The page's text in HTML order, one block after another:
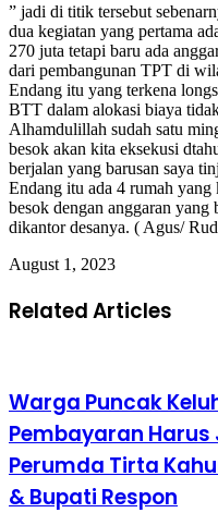
” jadi di titik tersebut
dua kegiatan yang pertama
270 juta tetapi baru ada
dari pembangunan TPT di
Endang itu yang terkena
BTT dalam alokasi biaya
Alhamdulillah sudah satu
besok akan kita eksekusi
berjalan yang barusan saya
Endang itu ada 4 rumah yang
besok dengan anggaran yang
dikantor desanya. ( Agus/
August 1, 2023
Related Articles
Warga Puncak
Pembayaran Harus
Perumda Tirta
& Bupati Respon